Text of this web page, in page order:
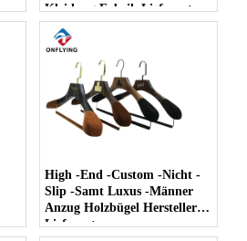
Kleidung Fabrik Lieferanten
High -End -Custom -Nicht -
Slip -Samt Luxus -Männer
Anzug Holzbügel Hersteller
Lieferant